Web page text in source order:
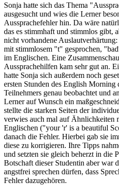
Sonja hatte sich das Thema
ausgesucht und wies die Lerner
Aussprachefehler hin. Da wäre
das es stimmhaft und stimmlos gibt,
nicht vorhandene
mit stimmlosem "t" gesprochen,
im Englischen. Eine
Aussprachehilfen kam sehr gut an.
hatte Sonja sich außerdem noch
ersten Stunden des English Morning
Teilnehmers genau beobachtet und
Lerner auf Wunsch ein
stellte die starken Seiten der
verwies auch mal auf Ähnlichkeiten
Englischen ("your 'r' is a beautiful
danach die Fehler. Hierbei gab sie
diese zu korrigieren. Ihre Tipps
und setzten sie gleich beherzt in die
Botschaft dieser Studentin aber war
angstfrei sprechen dürfen, dass
Fehler dazugehören.